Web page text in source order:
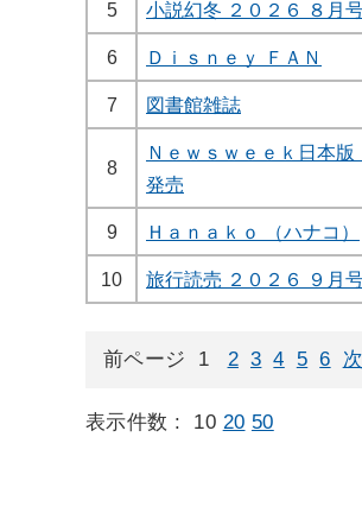
5 小説幻冬 ２０２６ ８月
6 Ｄｉｓｎｅｙ ＦＡＮ
7 図書館雑誌
8
Ｎｅｗｓｗｅｅｋ日本版 ２０２６ ７／２８
発売
9 Ｈａｎａｋｏ （ハナコ）
10 旅行読売 ２０２６ ９月
前ページ 1 2 3 4 5 6
10 20 50